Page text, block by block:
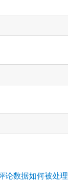
论数据如何被处理